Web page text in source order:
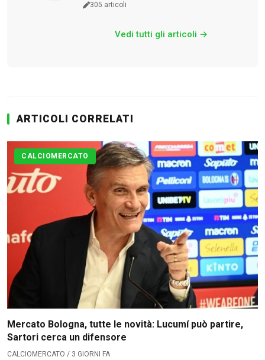
Serie B
CLASSIFICA SERIE B
Contatti
Collabora con noi
La Redazione
305 articoli
Vedi tutti gli articoli →
ARTICOLI CORRELATI
CALCIOMERCATO
Mercato Bologna, tutte le novità: Lucumí può partire,
Sartori cerca un difensore
CALCIOMERCATO / 3 GIORNI FA